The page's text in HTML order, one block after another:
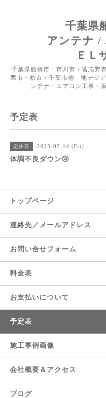
千葉県
アンテナ /
ＥＬ
千葉県船橋市・市川市・習志野
西市・柏市・千葉市他 地デジ
ンテナ・エアコン工事・
予定表
定休日 2025-03-14 (Fri)
体調不良ダウン😢
トップページ
連絡先／メールアドレス
お問い合せフォーム
料金表
お支払いについて
予定表
施工事例画像
会社概要＆アクセス
ブログ